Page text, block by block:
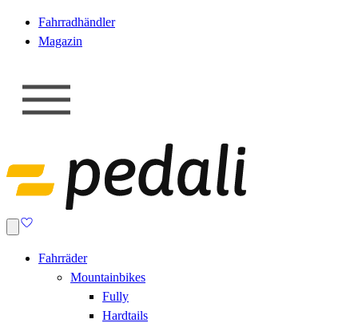
Fahrradhändler
Magazin
Fahrräder
Mountainbikes
Fully
Hardtails